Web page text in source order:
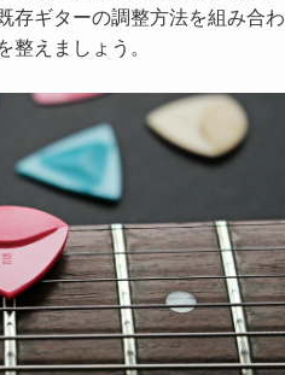
存ギターの調整方法を組み合わ
整えましょう。